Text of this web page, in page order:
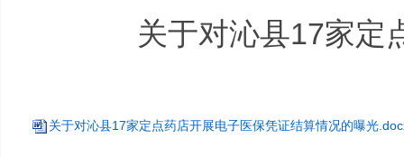
关于对沁县17家定
关于对沁县17家定点药店开展电子医保凭证结算情况的曝光